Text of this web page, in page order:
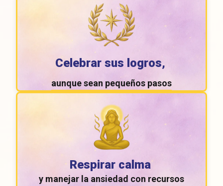
Celebrar sus logros,
aunque sean pequeños pasos
Respirar calma
y manejar la ansiedad con recursos